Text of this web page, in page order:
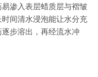
渗入表层蜡质层与褶皱
间清水浸泡能让水分充
步溶出，再经流水冲